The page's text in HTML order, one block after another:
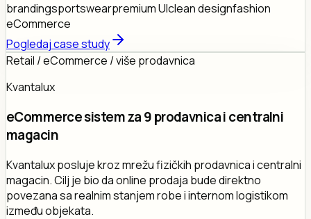
brandingsportswearpremium UIclean designfashion
eCommerce
Pogledaj case study
Retail / eCommerce / više prodavnica
Kvantalux
eCommerce sistem za 9 prodavnica i centralni
magacin
Kvantalux posluje kroz mrežu fizičkih prodavnica i centralni
magacin. Cilj je bio da online prodaja bude direktno
povezana sa realnim stanjem robe i internom logistikom
između objekata.